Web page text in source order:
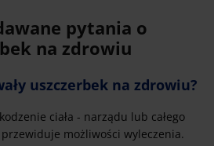
pytania o
na zdrowiu
uszczerbek na zdrowiu?
ciała - narządu lub całego
możliwości wyleczenia.